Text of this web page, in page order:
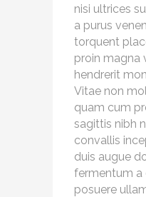
nisi ultrices
a purus
torquent
proin magna
hendrerit
Vitae non
quam cum
sagittis nibh
convallis
duis augue
fermentum a
posuere